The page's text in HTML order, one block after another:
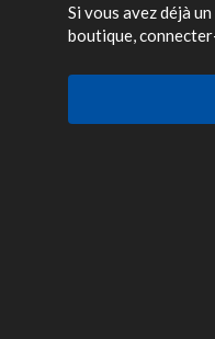
Si vous avez déjà
boutique,